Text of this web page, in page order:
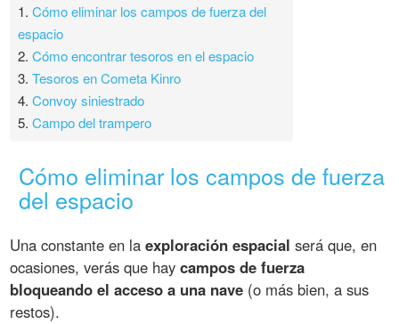
1.Cómo eliminar los campos de fuerza del
espacio
2.Cómo encontrar tesoros en el espacio
3.Tesoros en Cometa Kinro
4.Convoy siniestrado
5.Campo del trampero
Cómo eliminar los campos de fuerza
del espacio
Una constante en laexploración espacial será que, en
ocasiones, verás que haycampos de fuerza
bloqueando el acceso a una nave (o más bien, a sus
restos).